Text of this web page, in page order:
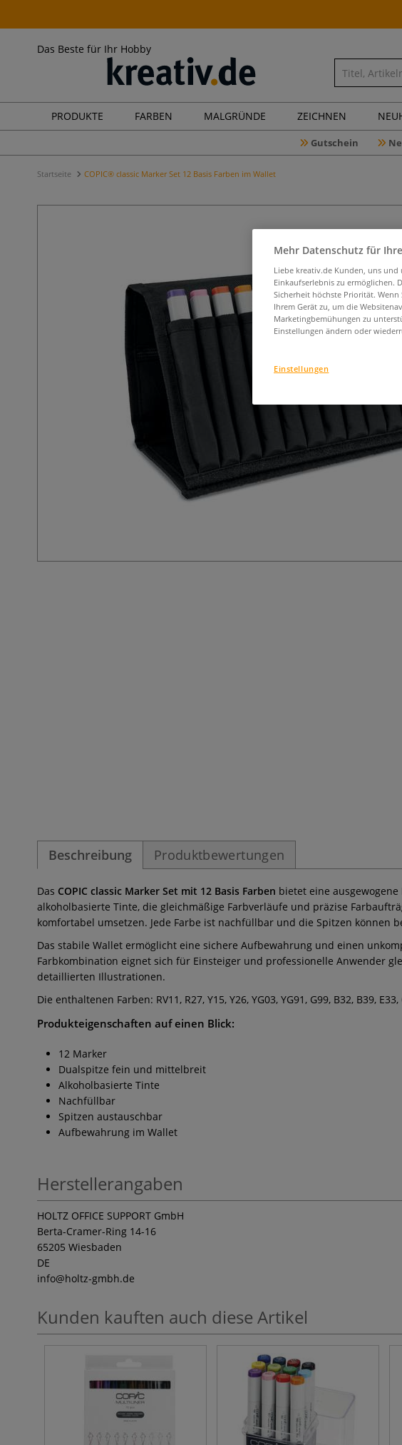
Das Beste für Ihr Hobby
PRODUKTE FARBEN MALGRÜNDE ZEICHNEN
Gutschein
Startseite COPIC® classic Marker Set 12 Basis Farben im Wallet
Beschreibung Produktbewertungen
Das COPIC classic Marker Set mit 12 Basis Farben bietet eine
alkoholbasierte Tinte, die gleichmäßige Farbverläufe und präzise
komfortabel umsetzen. Jede Farbe ist nachfüllbar und die Spitzen
Das stabile Wallet ermöglicht eine sichere Aufbewahrung und einen
Farbkombination eignet sich für Einsteiger und professionelle Anwender
detaillierten Illustrationen.
Die enthaltenen Farben: RV11, R27, Y15, Y26, YG03, YG91, G99, B32, B39, E33,
Produkteigenschaften auf einen Blick:
12 Marker
Dualspitze fein und mittelbreit
Alkoholbasierte Tinte
Nachfüllbar
Spitzen austauschbar
Aufbewahrung im Wallet
Herstellerangaben
HOLTZ OFFICE SUPPORT GmbH
Berta-Cramer-Ring 14-16
65205 Wiesbaden
DE
info@holtz-gmbh.de
Kunden kauften auch diese Artikel
Mehr Datenschutz für
Liebe kreativ.de Kunden, uns
Einkaufserlebnis zu ermöglichen.
Sicherheit höchste Priorität. Wenn
Ihrem Gerät zu, um die
Marketingbemühungen zu
Einstellungen ändern oder
Einstellungen